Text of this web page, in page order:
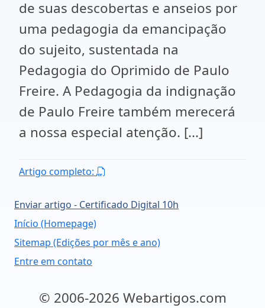
de suas descobertas e anseios por
uma pedagogia da emancipação
do sujeito, sustentada na
Pedagogia do Oprimido de Paulo
Freire. A Pedagogia da indignação
de Paulo Freire também merecerá
a nossa especial atenção. [...]
Artigo completo:
Enviar artigo - Certificado Digital 10h
Início (Homepage)
Sitemap (Edições por mês e ano)
Entre em contato
© 2006-2026 Webartigos.com